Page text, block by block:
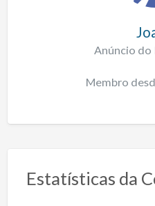
Anúncio
Membro
Estatísticas da